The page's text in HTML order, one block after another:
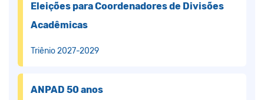
Eleições para Coordenadores de Divisões
Acadêmicas
Triênio 2027-2029
ANPAD 50 anos